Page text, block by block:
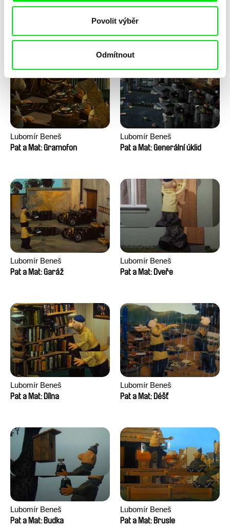
Povolit výběr
Odmítnout
Pat a Mat: Houpací křeslo
Pat a Mat: Gril
Lubomír Beneš
Pat a Mat: Gramofon
Lubomír Beneš
Pat a Mat: Generální úklid
Lubomír Beneš
Pat a Mat: Garáž
Lubomír Beneš
Pat a Mat: Dveře
Lubomír Beneš
Pat a Mat: Dílna
Lubomír Beneš
Pat a Mat: Déšť
Lubomír Beneš
Pat a Mat: Budka
Lubomír Beneš
Pat a Mat: Brusle